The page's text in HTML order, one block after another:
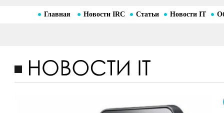
Главная Новости IRC Статьи Новости IT